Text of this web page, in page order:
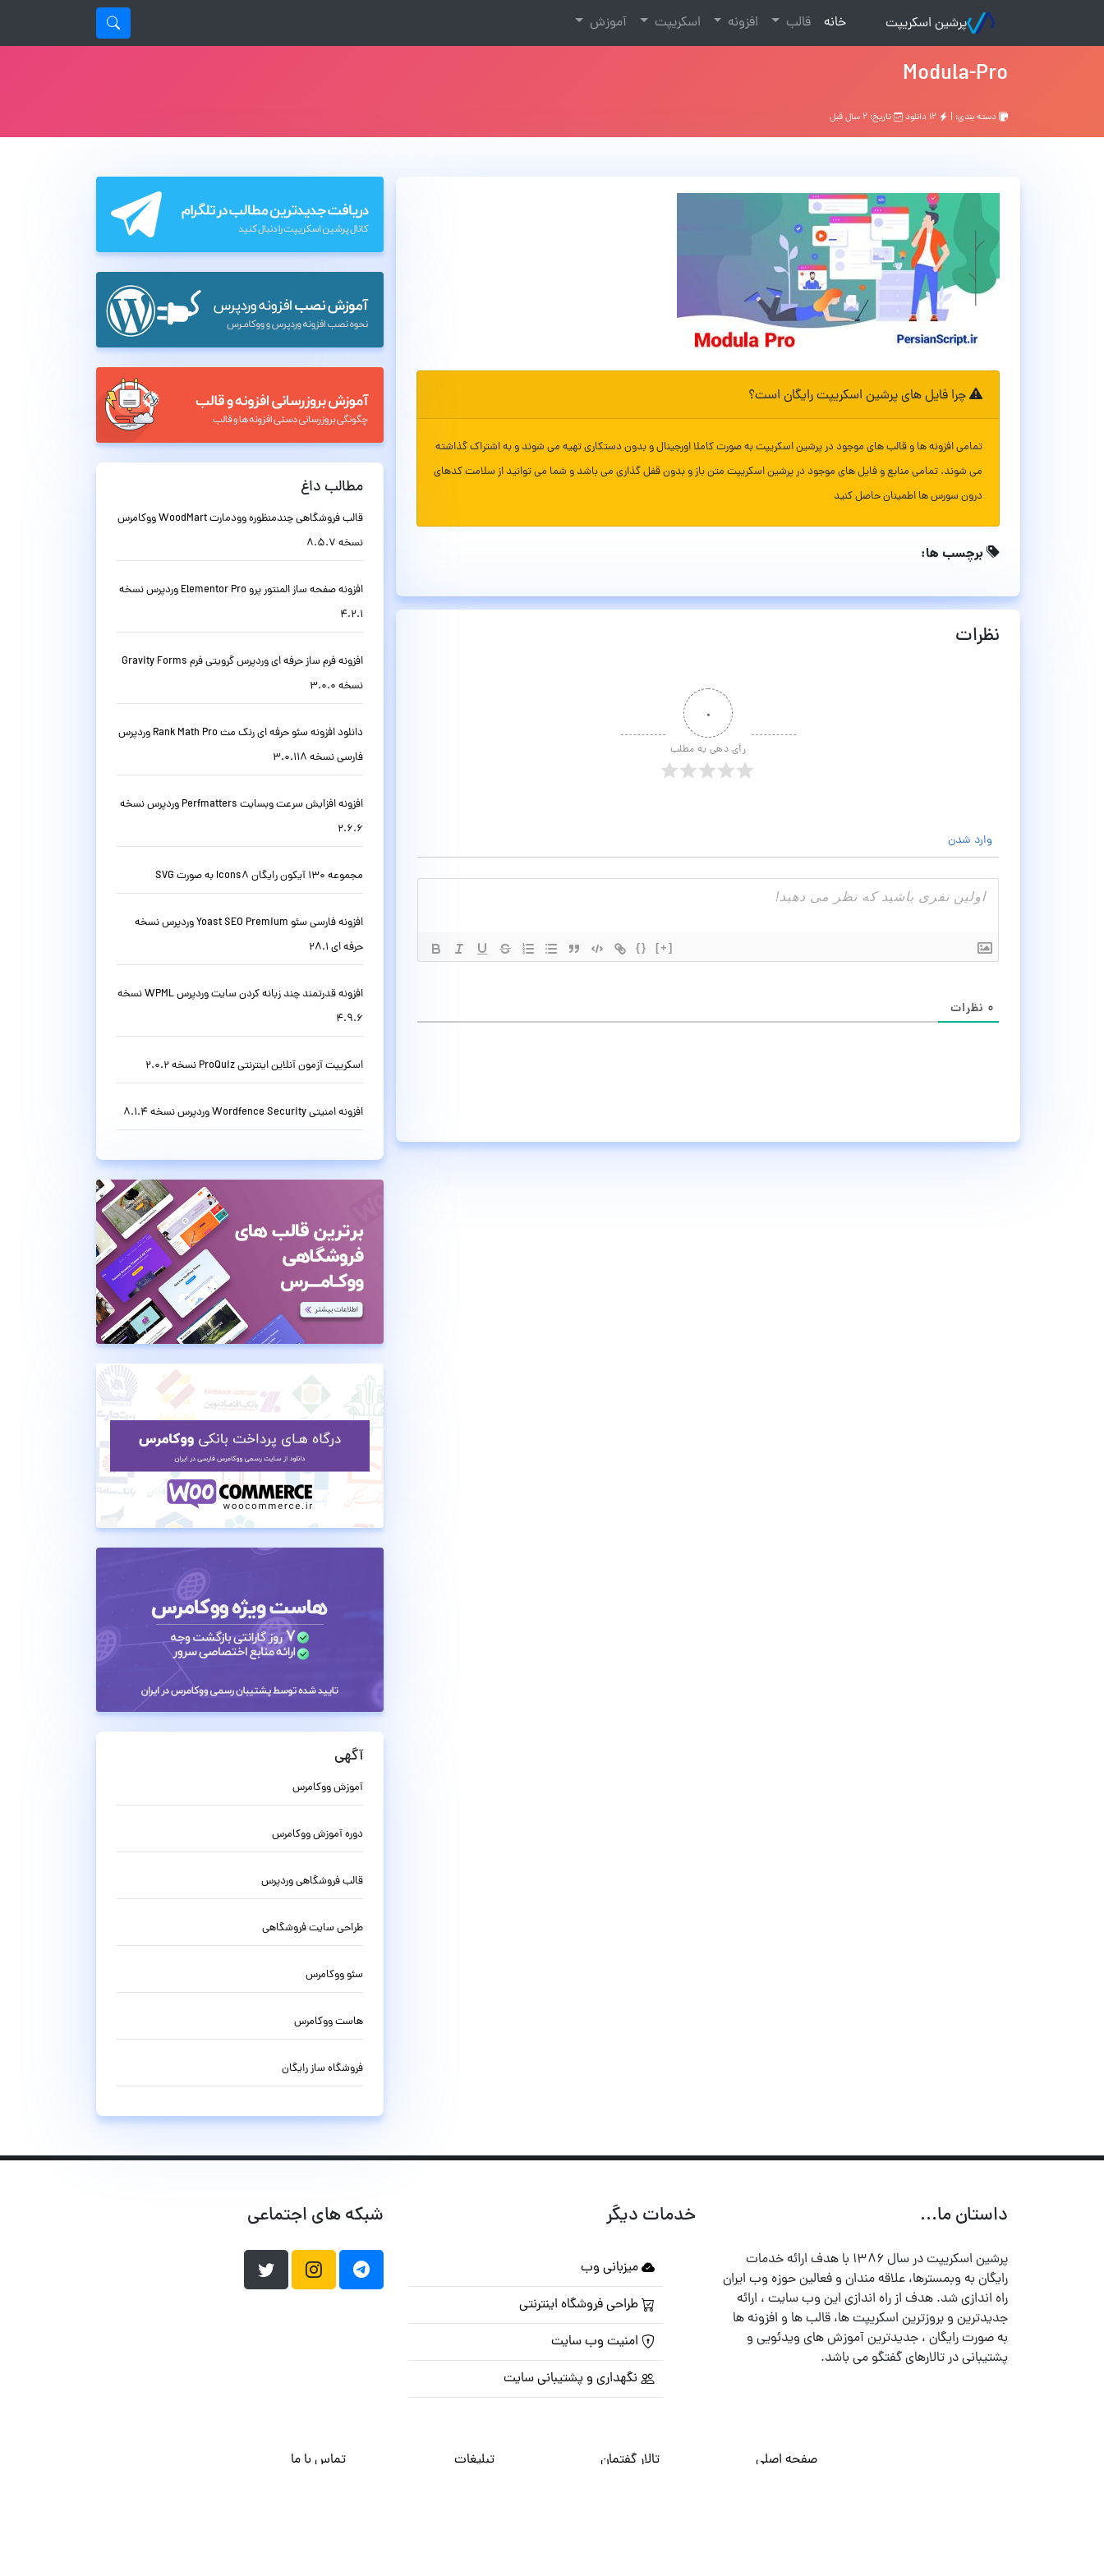
پرشین اسکریپت خانه
(current) قالب افزونه اسکریپت آموزش
Modula-Pro
دسته بندی: | تاریخ: ۲ سال قبل
چرا فایل های پرشین اسکریپت رایگان است؟
تمامی افزونه ها و قالب های موجود در پرشین اسکریپت به صورت کاملا اورجینال و بدون دستکاری تهیه می شوند و به اشتراک گذاشته
می شوند. تمامی منابع و فایل های موجود در پرشین اسکریپت متن باز و بدون قفل گذاری می باشد و شما می توانید از سلامت کدهای
درون سورس ها اطمینان حاصل کنید
برچسب ها:
نظرات
۰
رأی دهی به مطلب
وارد شدن
{} [+]
۰ نظرات
مطالب داغ
قالب فروشگاهی چندمنظوره وودمارت WoodMart ووکامرس
نسخه 8.5.7
افزونه صفحه ساز المنتور پرو Elementor Pro وردپرس نسخه
4.2.1
افزونه فرم ساز حرفه ای وردپرس گرویتی فرم Gravity Forms
نسخه 3.0.0
دانلود افزونه سئو حرفه ای رنک مث Rank Math Pro وردپرس
فارسی نسخه 3.0.118
افزونه افزایش سرعت وبسایت Perfmatters وردپرس نسخه
2.6.6
مجموعه 130 آیکون رایگان Icons8 به صورت SVG
افزونه فارسی سئو Yoast SEO Premium وردپرس نسخه
حرفه ای 28.1
افزونه قدرتمند چند زبانه کردن سایت وردپرس WPML نسخه
4.9.6
اسکریپت آزمون آنلاین اینترنتی ProQuiz نسخه 2.0.2
افزونه امنیتی Wordfence Security وردپرس نسخه 8.1.4
آگهی
آموزش ووکامرس
دوره آموزش ووکامرس
قالب فروشگاهی وردپرس
طراحی سایت فروشگاهی
سئو ووکامرس
هاست ووکامرس
فروشگاه ساز رایگان
داستان ما...
پرشین اسکریپت در سال ۱۳۸۶ با هدف ارائه خدمات
رایگان به وبمسترها، علاقه مندان و فعالین حوزه وب ایران
راه اندازی شد. هدف از راه اندازی این وب سایت ، ارائه
جدیدترین و بروزترین اسکریپت ها، قالب ها و افزونه ها
به صورت رایگان ، جدیدترین آموزش های ویدئویی و
پشتیبانی در تالارهای گفتگو می باشد.
خدمات دیگر
میزبانی وب
طراحی فروشگاه اینترنتی
امنیت وب سایت
نگهداری و پشتیبانی سایت
شبکه های اجتماعی
صفحه اصلی تالار گفتمان تبلیغات تماس با ما